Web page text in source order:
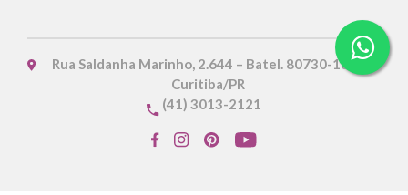
Rua Saldanha Marinho, 2.644 – Batel. 80730-180 -
Curitiba/PR
(41) 3013-2121